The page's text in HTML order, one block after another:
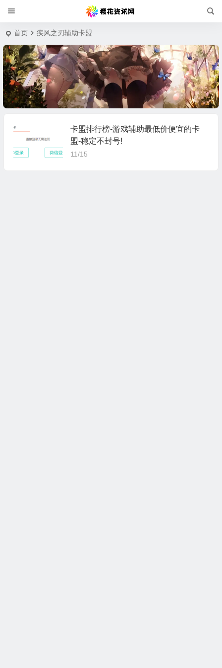
首页 疾风之刃辅助卡盟
卡盟排行榜-游戏辅助最低价便宜的卡
盟-稳定不封号!
11/15